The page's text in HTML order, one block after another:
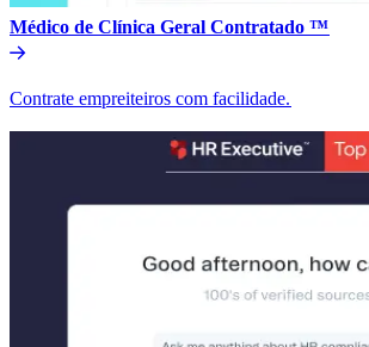
Médico de Clínica Geral Contratado ™​​
Contrate empreiteiros com facilidade.​​